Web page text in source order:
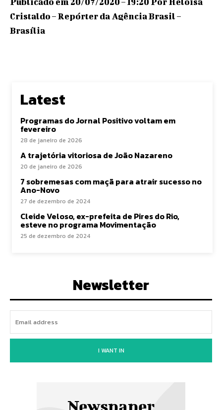
Cristaldo – Repórter da Agência Brasil –
Brasília
Latest
Programas do Jornal Positivo voltam em
fevereiro
28 de janeiro de 2026
A trajetória vitoriosa de João Nazareno
20 de janeiro de 2026
7 sobremesas com maçã para atrair sucesso no
Ano-Novo
27 de dezembro de 2024
Cleide Veloso, ex-prefeita de Pires do Rio,
esteve no programa Movimentação
25 de dezembro de 2024
Newsletter
I WANT IN